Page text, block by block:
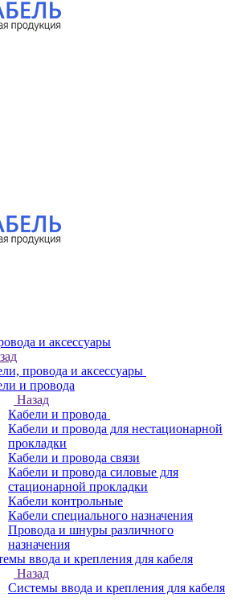
и аксессуары
провода и аксессуары
и провода
Назад
Кабели и провода
Кабели и провода для нестационарной
прокладки
Кабели и провода связи
Кабели и провода силовые для
стационарной прокладки
Кабели контрольные
Кабели специального назначения
Провода и шнуры различного
назначения
ввода и крепления для кабеля
Назад
Системы ввода и крепления для кабеля